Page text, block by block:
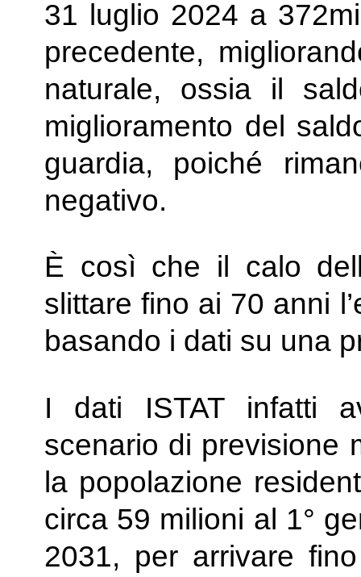
31 luglio 2024 a
precedente,
naturale, ossia il
miglioramento del
guardia, poiché
negativo.
È così che il calo
slittare fino ai 70 anni
basando i dati su una
I dati ISTAT infatti
scenario di previsione
la popolazione
circa 59 milioni al 1°
2031, per arrivare